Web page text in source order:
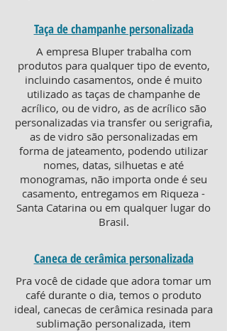
Taça de champanhe personalizada
A empresa Bluper trabalha com
produtos para qualquer tipo de evento,
incluindo casamentos, onde é muito
utilizado as taças de champanhe de
acrílico, ou de vidro, as de acrílico são
personalizadas via transfer ou serigrafia,
as de vidro são personalizadas em
forma de jateamento, podendo utilizar
nomes, datas, silhuetas e até
monogramas, não importa onde é seu
casamento, entregamos em Riqueza -
Santa Catarina ou em qualquer lugar do
Brasil.
Caneca de cerâmica personalizada
Pra você de cidade que adora tomar um
café durante o dia, temos o produto
ideal, canecas de cerâmica resinada para
sublimação personalizada, item